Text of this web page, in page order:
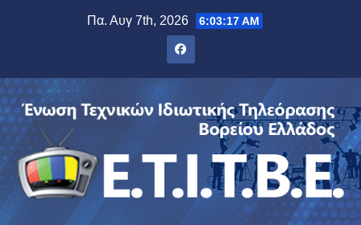
Πα. Αυγ 7th, 2026 6:03:18 AM